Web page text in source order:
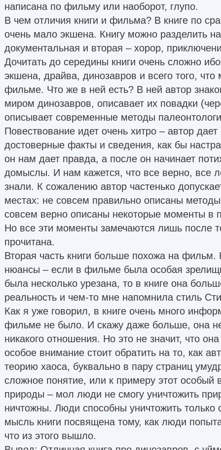
написана по фильму или наоборот, глупо.
В чем отличия книги и фильма? В книге по
очень мало экшена. Книгу можно разделить
документальная и вторая – хорор,
Дочитать до середины книги очень сложно
экшена, драйва, динозавров и всего того,
фильме. Что же в ней есть? В ней автор
миром динозавров, описавает их повадки
описывает современные методы
Повествование идет очень хитро – автор
достоверные факты и сведения, как бы
он нам дает правда, а после он начинает
домыслы. И нам кажется, что все верно, все
знали. К сожалению автор частенько
местах: не совсем правильно описаны
совсем верно описаны некоторые моменты в
Но все эти моменты замечаются лишь после
прочитана.
Вторая часть книги больше похожа на фильм.
нюансы – если в фильме была особая
была несколько урезана, то в книге она
реальность и чем-то мне напомнила стиль
Как я уже говорил, в книге очень много
фильме не было. И скажу даже больше, она
никакого отношения. Но это не значит, что
особое внимание стоит обратить на то, как
теорию хаоса, буквально в пару страниц
сложное понятие, или к примеру этот особый
природы – мол люди не смогу уничтожить
ничтожны. Люди способны уничтожить
мысль книги посвящена тому, как люди
что из этого вышло.